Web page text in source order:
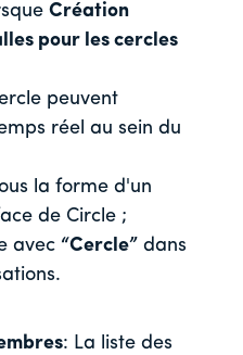
Création
pour les cercles
peuvent
réel au sein du
la forme d'un
de Circle ;
avec “Cercle” dans
: La liste des